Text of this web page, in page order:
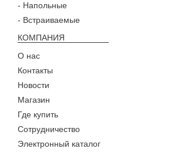
- Напольные
- Встраиваемые
КОМПАНИЯ
О нас
Контакты
Новости
Магазин
Где купить
Сотрудничество
Электронный каталог